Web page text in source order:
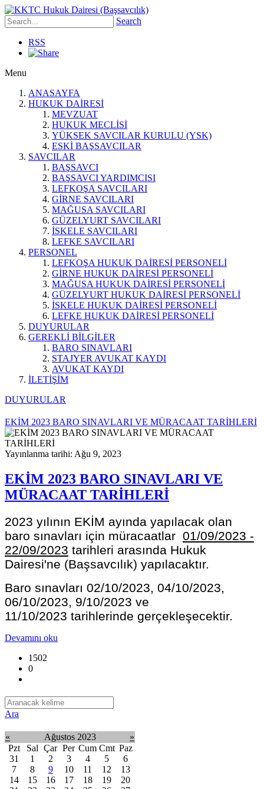
Search
RSS
Menu
ANASAYFA
HUKUK DAİRESİ
MEVZUAT
HUKUK MECLİSİ
YÜKSEK SAVCILAR KURULU (YSK)
ESKİ BAŞSAVCILAR
SAVCILAR
BAŞSAVCI
BAŞSAVCI YARDIMCISI
LEFKOŞA SAVCILARI
GİRNE SAVCILARI
MAĞUSA SAVCILARI
GÜZELYURT SAVCILARI
İSKELE SAVCILARI
LEFKE SAVCILARI
PERSONEL
LEFKOŞA HUKUK DAİRESİ PERSONELİ
GİRNE HUKUK DAİRESİ PERSONELİ
MAĞUSA HUKUK DAİRESİ PERSONELİ
GÜZELYURT HUKUK DAİRESİ PERSONELİ
İSKELE HUKUK DAİRESİ PERSONELİ
LEFKE HUKUK DAİRESİ PERSONELİ
DUYURULAR
GEREKLİ BİLGİLER
BARO SINAVLARI
STAJYER AVUKAT KAYDI
AVUKAT KAYDI
İLETİŞİM
DUYURULAR
EKİM 2023 BARO SINAVLARI VE MÜRACAAT TARİHLERİ
Yayınlanma tarihi: Ağu 9, 2023
EKİM 2023 BARO SINAVLARI VE
MÜRACAAT TARİHLERİ
2023 yılının EKİM ayında yapılacak olan
baro sınavları için müracaatlar 01/09/2023 -
22/09/2023 tarihleri arasında Hukuk
Dairesi'ne (Başsavcılık) yapılacaktır.
Baro sınavları 02/10/2023, 04/10/2023,
06/10/2023, 9/10/2023 ve
11/10/2023 tarihlerinde gerçekleşecektir.
Devamını oku
1502
0
Ara
« Ağustos 2023
»
Pzt
Sal Çar Per Cum Cmt Paz
31
1 2 3 4 5
6
7
8 9 10 11 12
13
14
15 16 17 18 19
20